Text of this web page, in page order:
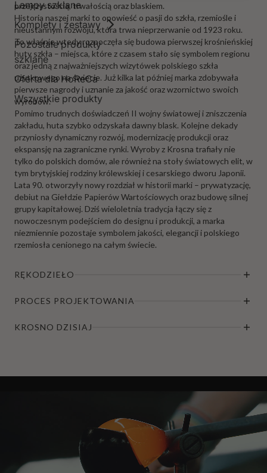
Lampy szklane
Komplety i zestawy
Pozostałe produkty
szklane
Oferta dla HoReCa
Wszystkie produkty
przejrzystością, trwałością oraz blaskiem.
Historia naszej marki to opowieść o pasji do szkła, rzemiośle i
nieustannym rozwoju, która trwa nieprzerwanie od 1923 roku.
To właśnie wtedy rozpoczęła się budowa pierwszej krośnieńskiej
huty szkła – miejsca, które z czasem stało się symbolem regionu
oraz jedną z najważniejszych wizytówek polskiego szkła
użytkowego na świecie. Już kilka lat później marka zdobywała
pierwsze nagrody i uznanie za jakość oraz wzornictwo swoich
wyrobów.
Pomimo trudnych doświadczeń II wojny światowej i zniszczenia
zakładu, huta szybko odzyskała dawny blask. Kolejne dekady
przyniosły dynamiczny rozwój, modernizację produkcji oraz
ekspansję na zagraniczne rynki. Wyroby z Krosna trafiały nie
tylko do polskich domów, ale również na stoły światowych elit, w
tym brytyjskiej rodziny królewskiej i cesarskiego dworu Japonii.
Lata 90. otworzyły nowy rozdział w historii marki – prywatyzację,
debiut na Giełdzie Papierów Wartościowych oraz budowę silnej
grupy kapitałowej. Dziś wieloletnia tradycja łączy się z
nowoczesnym podejściem do designu i produkcji, a marka
niezmiennie pozostaje symbolem jakości, elegancji i polskiego
rzemiosła cenionego na całym świecie.
RĘKODZIEŁO
PROCES PROJEKTOWANIA
KROSNO DZISIAJ